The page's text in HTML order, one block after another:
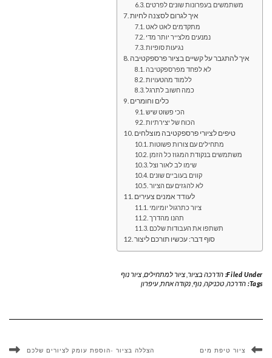
משתמשים בעפרונות שונים לפרטים
איך לגרום לסצנה לחיות
מתקדמים לאט לאט
נמנעים מלצייר יותר מדי
נגיעות סופיות
איך להתגבר על קשיים בציור פרספקטיבה
לא לפחד מפרספקטיבה
ללמוד מהטעויות
כמה חשוב לתרגל
כלים וחומרים
הכי פשוט שיש
הכוח של יצירתיות
טיפים לציורי פרספקטיבה מוצלחים
מתחילים עם צורות פשוטות
משתמשים בנקודת המגוז כל הזמן
שימו לב לאור וצל
קווים בעוביים שונים
לא להגזים עם הציור
לעודד אמנים צעירים
ציור כתרגול יומיומי
תהנו מהדרך
תשתפו את העבודות שלכם
סוף דבר: עכשיו תורכם ליצור
Filed Under: הדרכה בציור, ציור למתחילים, ציור נוף
Tags: הדרכה, טכניקה, נוף, נקודה אחת ,עיפרון
ציור טיפת מים הצללה בציור -הוספת עומק לציורים שלכם